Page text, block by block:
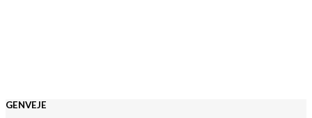
GENVEJE